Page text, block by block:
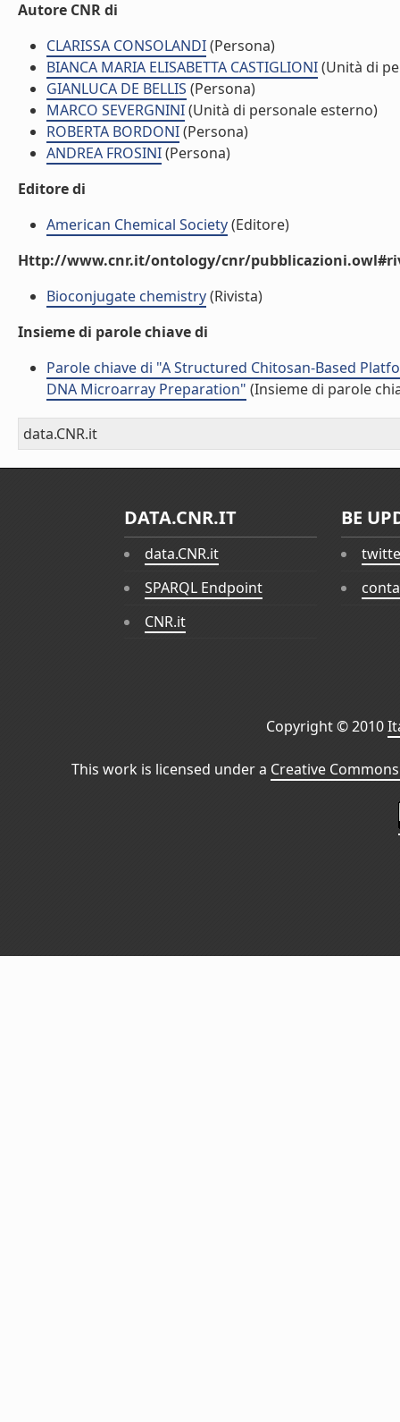
Autore CNR di
CLARISSA CONSOLANDI(Persona)
BIANCA MARIA ELISABETTA CASTIGLIONI(Unità di
GIANLUCA DE BELLIS (Persona)
MARCO SEVERGNINI(Unità di personale esterno)
ROBERTA BORDONI(Persona)
ANDREA FROSINI(Persona)
Editore di
American Chemical Society(Editore)
Http://www.cnr.it/ontology/cnr/
Bioconjugate chemistry(Rivista)
Insieme di parole chiave di
Parole chiave di "A Structured Chitosan-Based
DNA Microarray Preparation" (Insieme di parole
data.CNR.it
DATA.CNR.IT
data.CNR.it
SPARQL Endpoint
CNR.it
BE
Copyright © 2010
This work is licensed under a Creative